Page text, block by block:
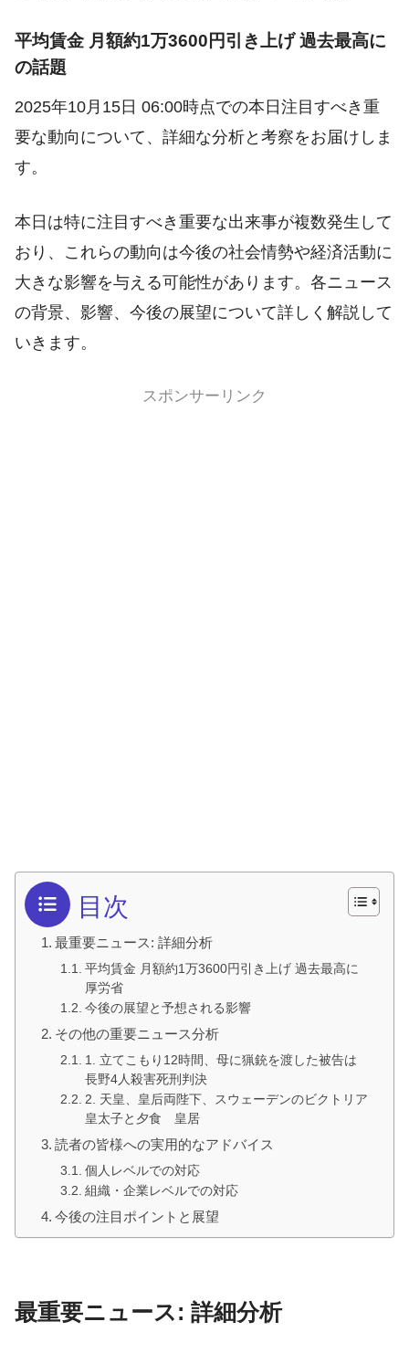
平均賃金 月額約1万3600円引き上げ 過去最高に
の話題
2025年10月15日 06:00時点での本日注目すべき重
要な動向について、詳細な分析と考察をお届けしま
す。
本日は特に注目すべき重要な出来事が複数発生して
おり、これらの動向は今後の社会情勢や経済活動に
大きな影響を与える可能性があります。各ニュース
の背景、影響、今後の展望について詳しく解説して
いきます。
スポンサーリンク
目次
最重要ニュース: 詳細分析
平均賃金 月額約1万3600円引き上げ 過去最高に
厚労省
今後の展望と予想される影響
その他の重要ニュース分析
1. 立てこもり12時間、母に猟銃を渡した被告は
長野4人殺害死刑判決
2. 天皇、皇后両陛下、スウェーデンのビクトリア
皇太子と夕食 皇居
読者の皆様への実用的なアドバイス
個人レベルでの対応
組織・企業レベルでの対応
今後の注目ポイントと展望
最重要ニュース: 詳細分析